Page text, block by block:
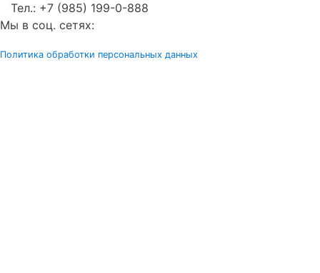
Тел.: +7 (985) 199-0-888
Мы в соц. сетях:
Политика обработки персональных данных